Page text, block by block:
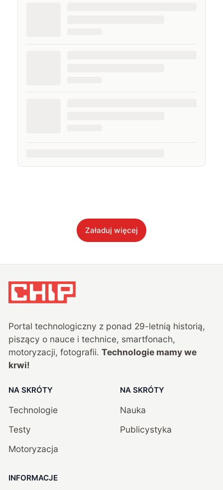
Załaduj więcej
Portal technologiczny z ponad 29-letnią historią,
piszący o nauce i technice, smartfonach,
motoryzacji, fotografii. Technologie mamy we
krwi!
NA SKRÓTY
Technologie
Testy
Motoryzacja
NA SKRÓTY
Nauka
Publicystyka
INFORMACJE